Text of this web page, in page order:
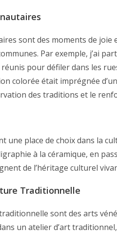
sont des moments de
Par exemple, j’ai
pour défiler dans les
colorée était imprégnée
des traditions et le
une place de choix dans la
à la céramique, en
de l’héritage culturel
Traditionnelle
sont des arts
un atelier d’art